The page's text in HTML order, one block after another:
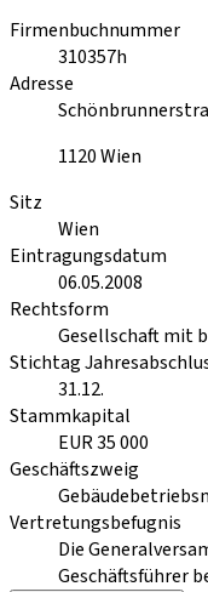
Firmenbuchnummer
310357h
Adresse
1120Wien
Sitz
Wien
Eintragungsdatum
06.05.2008
Rechtsform
Gesellschaft mit
Stichtag
31.12.
Stammkapital
EUR 35 000
Geschäftszweig
Vertretungsbefugnis
Die
Geschäftsführer